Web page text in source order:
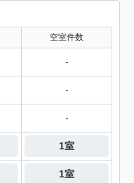
空室件数
-
-
-
1室
1室